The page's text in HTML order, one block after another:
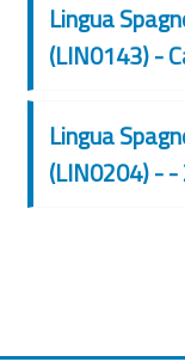
Lingua
(LIN0143) -
Lingua
(LIN0204) -